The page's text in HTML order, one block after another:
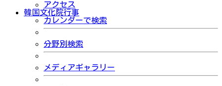
アクセス
韓国文化院行事
カレンダーで検索
分野別検索
メディアギャラリー